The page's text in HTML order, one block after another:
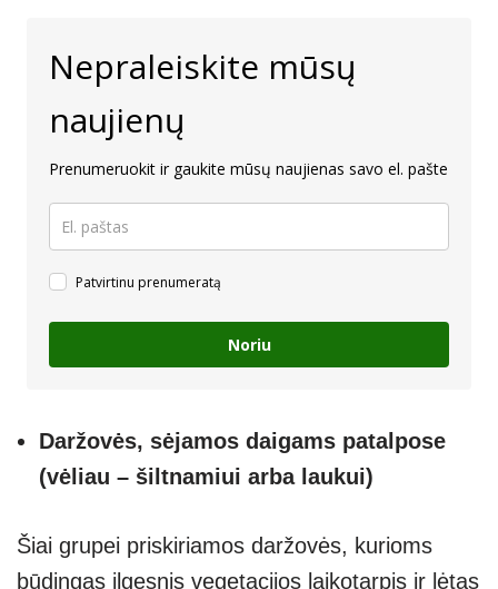
Nepraleiskite mūsų
naujienų
Prenumeruokit ir gaukite mūsų naujienas savo el. pašte
Patvirtinu prenumeratą
Noriu
Daržovės, sėjamos daigams patalpose
(vėliau – šiltnamiui arba laukui)
Šiai grupei priskiriamos daržovės, kurioms
būdingas ilgesnis vegetacijos laikotarpis ir lėtas